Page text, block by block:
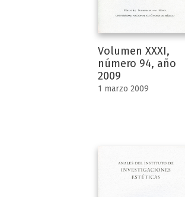
Volumen XXXI,
número 94, año
2009
1 marzo 2009